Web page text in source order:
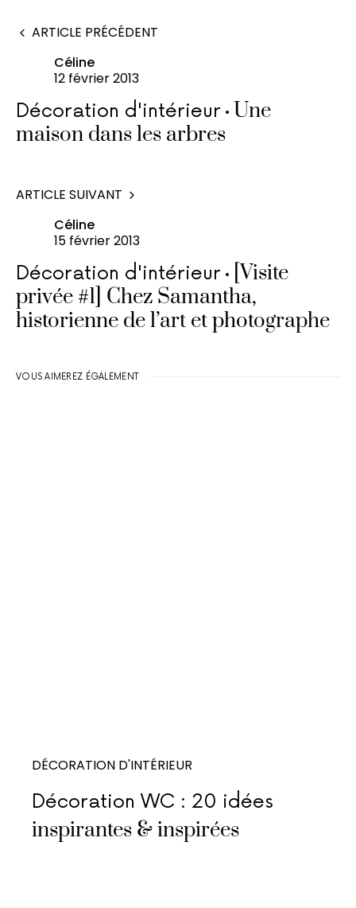
ARTICLE PRÉCÉDENT
Céline
12 février 2013
Décoration d'intérieur Une
maison dans les arbres
ARTICLE SUIVANT
Céline
15 février 2013
Décoration d'intérieur
[Visite
privée #1] Chez Samantha,
historienne de l’art et photographe
VOUS AIMEREZ ÉGALEMENT
DÉCORATION D'INTÉRIEUR
Décoration WC : 20 idées
inspirantes & inspirées